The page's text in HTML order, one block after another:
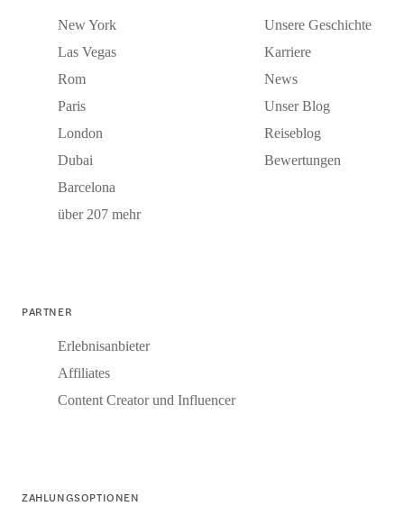
New York
Las Vegas
Rom
Paris
London
Dubai
Barcelona
über 207 mehr
Unsere Geschichte
Karriere
News
Unser Blog
Reiseblog
Bewertungen
PARTNER
Erlebnisanbieter
Affiliates
Content Creator und Influencer
ZAHLUNGSOPTIONEN